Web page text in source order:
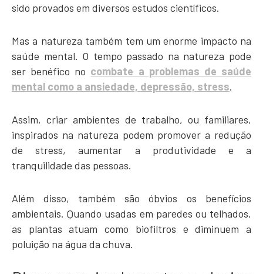
sido provados em diversos estudos científicos.
Mas a natureza também tem um enorme impacto na
saúde mental. O tempo passado na natureza pode
ser benéfico no combate a problemas de saúde
mental como a ansiedade, depressão, stress.
Assim, criar ambientes de trabalho, ou familiares,
inspirados na natureza podem promover a redução
de stress, aumentar a produtividade e a
tranquilidade das pessoas.
Além disso, também são óbvios os benefícios
ambientais. Quando usadas em paredes ou telhados,
as plantas atuam como biofiltros e diminuem a
poluição na água da chuva.